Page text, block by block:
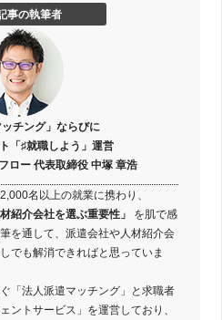
事の執筆者
ッチング」ならびに
「♯就職しよう」運営
ロー 代表取締役 中塚 章浩
名以上の就業に携わり、
紹介会社を選ぶ重要性」
を肌で感
を通して、派遣会社や人材紹介会
でも解消できればと思っていま
「法人派遣マッチング」と求職者
ントサービス」を運営しており、